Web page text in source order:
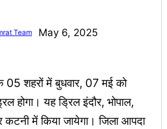
Team May 6, 2025
05 शहरों में बुधवार, 07 मई को
होगा। यह ड्रिल इंदौर, भोपाल,
कटनी में किया जायेगा। जिला आपदा